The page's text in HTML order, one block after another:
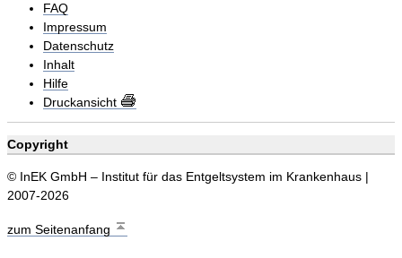
FAQ
Impressum
Datenschutz
Inhalt
Hilfe
Druckansicht
Copyright
© InEK GmbH – Institut für das Entgeltsystem im Krankenhaus |
2007-2026
zum Seitenanfang